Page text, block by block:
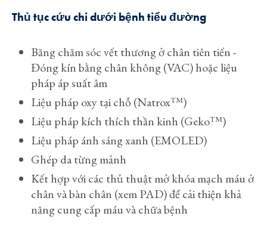
Thủ tục cứu chi dưới bệnh tiểu đường
Băng chăm sóc vết thương ở chân tiên tiến -
Đóng kín bằng chân không (VAC) hoặc liệu
pháp áp suất âm
Liệu pháp oxy tại chỗ (Natrox™)
Liệu pháp kích thích thần kinh (Geko™)
Liệu pháp ánh sáng xanh (EMOLED)
Ghép da từng mảnh
Kết hợp với các thủ thuật mở khóa mạch máu ở
chân và bàn chân (xem PAD) để cải thiện khả
năng cung cấp máu và chữa bệnh